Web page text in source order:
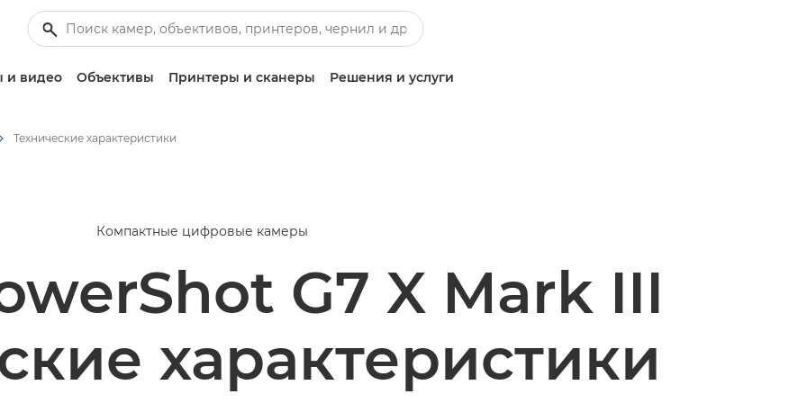
и видео Объективы Принтеры и сканеры Решения и услуги
Технические характеристики
Компактные цифровые камеры
G7 X Mark III
характеристики